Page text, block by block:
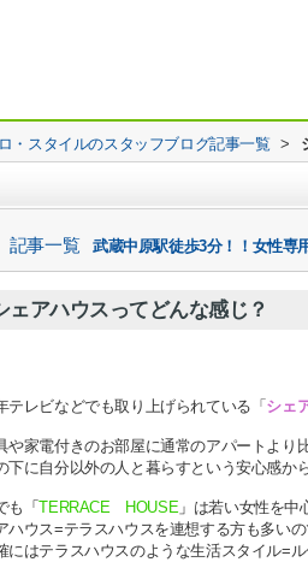
・スタイルのスタッフブログ記事一覧 >
記事一覧 武蔵中原駅徒歩3分！！女性
ェアハウスってどんな感じ？
テレビなどでも取り上げられている「 シェ
や家電付きのお部屋に通常のアパートより
下に自分以外の人と暮らすという安心感か
も 「TERRACE HOUSE」 は若い女性を中
ハウス=テラスハウスを連想する方も多い
にはテラスハウスのような生活スタイル=